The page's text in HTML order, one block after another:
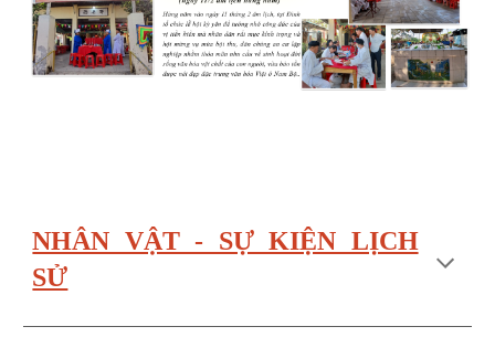
NHÂN VẬT - SỰ KIỆN LỊCH
SỬ